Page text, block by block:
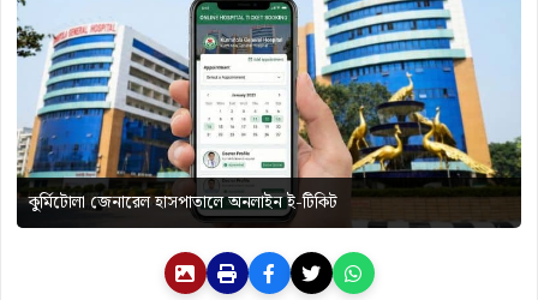
কুর্মিটোলা জেনারেল হাসপাতালে অনলাইন ই-টিকিট